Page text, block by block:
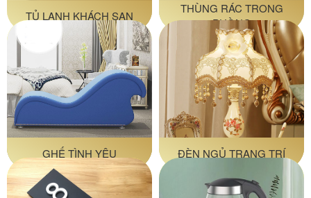
TỦ LẠNH KHÁCH SẠN
THÙNG RÁC TRONG
PHÒNG
GHẾ TÌNH YÊU ĐÈN NGỦ TRANG TRÍ